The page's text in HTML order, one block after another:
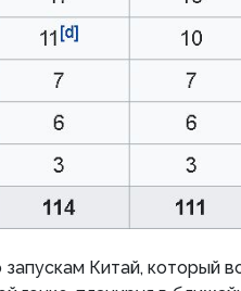
Китай, который